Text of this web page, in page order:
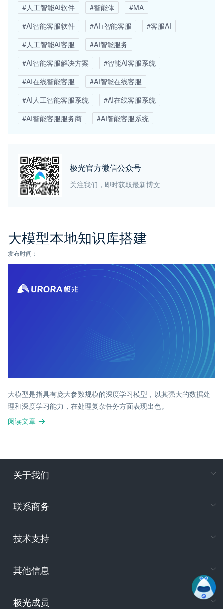
大模型本地知识库搭建
发布时间：
大模型是指具有庞大参数规模的深度学习模型，以其强大的数据处
理和深度学习能力，在处理复杂任务方面表现出色。
阅读文章
#人工智能AI软件
#智能体
#MA
#AI智能客服软件
#AI+智能客服
#客服AI
#人工智能AI客服
#AI智能服务
#AI智能客服解决方案
#智能AI客服系统
#AI在线智能客服
#AI智能在线客服
#AI人工智能客服系统
#AI在线客服系统
#AI智能客服服务商
#AI智能客服系统
极光官方微信公众号
关注我们，即时获取最新博文
关于我们
联系商务
技术支持
其他信息
极光成员
电
400-
技